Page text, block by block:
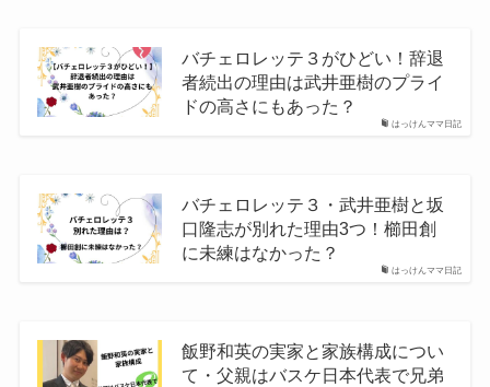
はっけんママ日記
バチェロレッテ３がひどい！辞退
者続出の理由は武井亜樹のプライ
ドの高さにもあった？
はっけんママ日記
バチェロレッテ３・武井亜樹と坂
口隆志が別れた理由3つ！櫛田創
に未練はなかった？
飯野和英の実家と家族構成につい
て・父親はバスケ日本代表で兄弟